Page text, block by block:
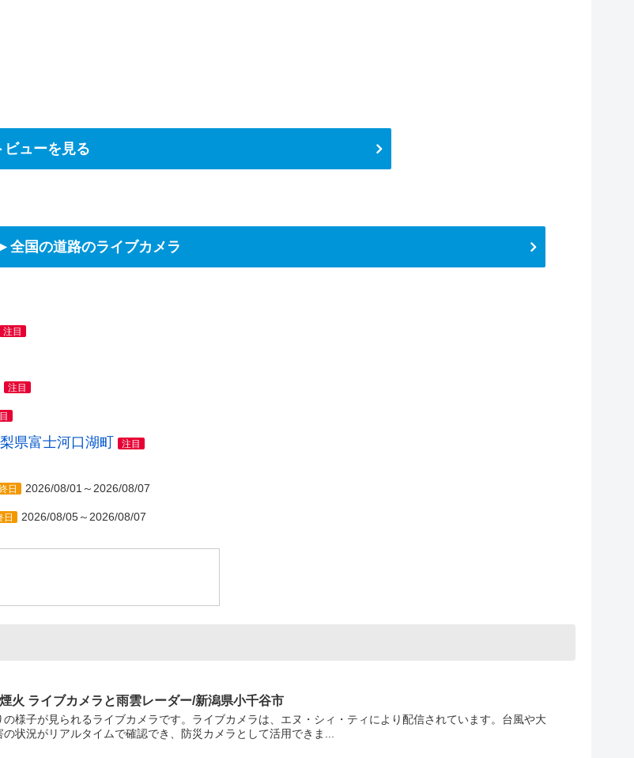
ビューを見る
全国の道路のライブカメラ
注目
注目
県富士河口湖町 注目
日 2026/08/01～2026/08/07
日 2026/08/05～2026/08/07
火 ライブカメラと雨雲レーダー/新潟県小千谷市
様子が見られるライブカメラです。ライブカメラは、エヌ・シィ・ティにより配信されています。台風や大
状況がリアルタイムで確認でき、防災カメラとして活用できま...